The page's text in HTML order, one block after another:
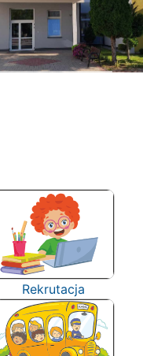
Rekrutacja